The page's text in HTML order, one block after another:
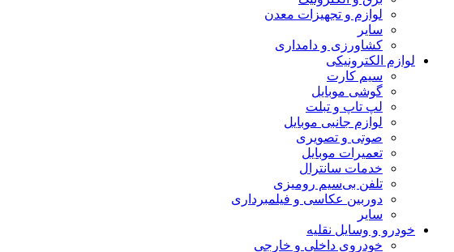
لوازم و تجهیزات معدن
سایر
کشاورزی و دامداری
لوازم الکترونیکی
سیم کارت
گوشی موبایل
لپ تاپ و تبلت
لوازم جانبی موبایل
صوتی و تصویری
تعمیرات موبایل
خدمات سانترال
تلفن بی‌سیم رومیزی
دوربین عکاسی و فیلمبرداری
سایر
خودرو و وسایل نقلیه
خودروی داخلی و خارجی